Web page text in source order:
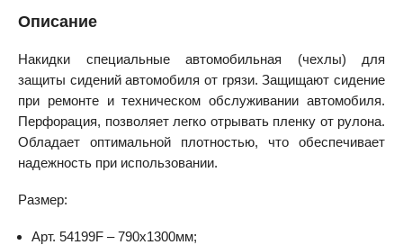
Описание
Накидки специальные автомобильная (чехлы) для
защиты сидений автомобиля от грязи. Защищают сидение
при ремонте и техническом обслуживании автомобиля.
Перфорация, позволяет легко отрывать пленку от рулона.
Обладает оптимальной плотностью, что обеспечивает
надежность при использовании.
Размер:
Арт. 54199F – 790х1300мм;